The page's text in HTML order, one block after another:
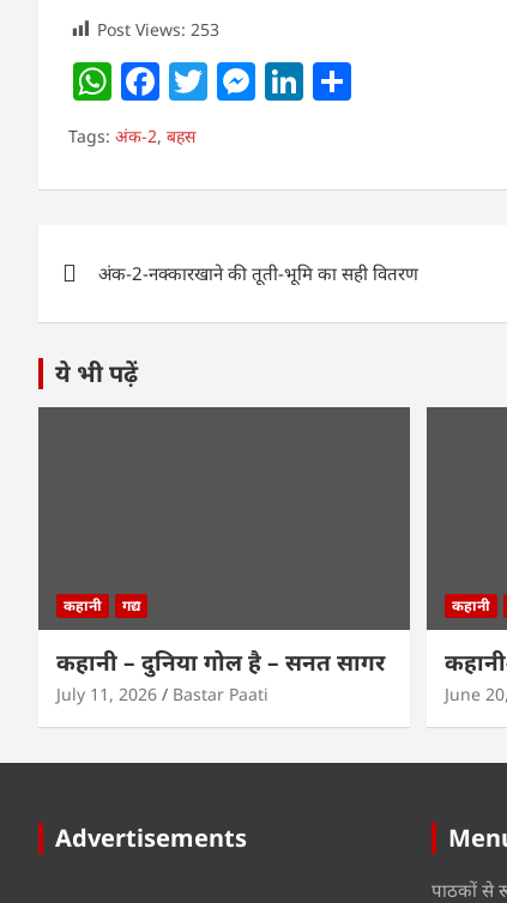
Post Views: 253
W
h
at
s
p
p
F
a
c
e
o
o
T
er
M
e
g
er
Li
e
n
e
Tags: अंक-2, बहस
navigation
अंक-2-नक्कारखाने की तूती-भूमि का सही वितरण
ये भी पढ़ें
कहानी गद्य
कहानी – दुनिया गोल है – सनत सागर
July 11, 2026 Bastar Paati
कहानी
June
Advertisements
पाठकों से